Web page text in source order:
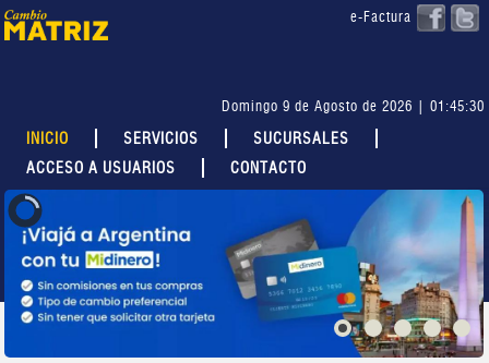
e-Factura
Domingo 9 de Agosto de 2026 | 01:45:30
INICIO SERVICIOS
SUCURSALES
ACCESO A USUARIOS
CONTACTO